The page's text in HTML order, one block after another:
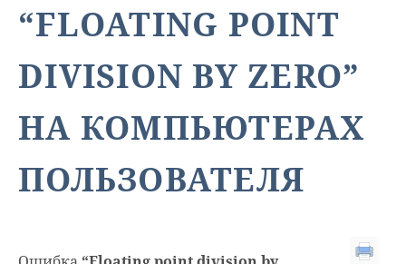
“FLOATING POINT
DIVISION BY ZERO”
НА КОМПЬЮТЕРАХ
ПОЛЬЗОВАТЕЛЯ